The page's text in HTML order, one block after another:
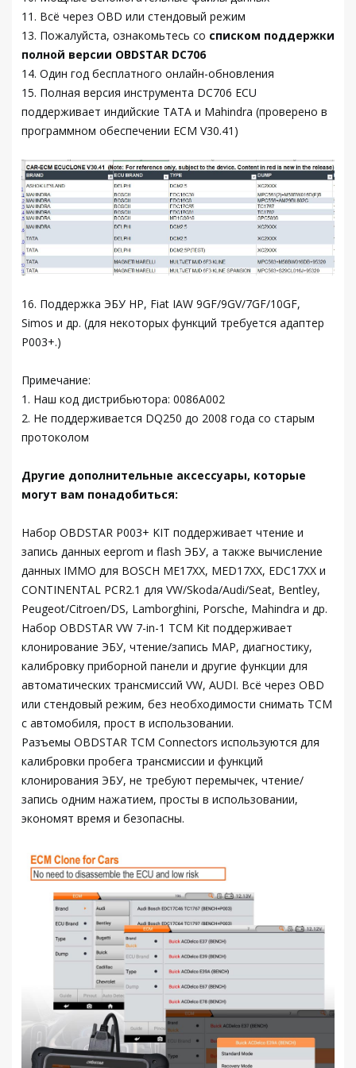
11. Всё через OBD или стендовый режим
13. Пожалуйста, ознакомьтесь со списком поддержки
полной версии OBDSTAR DC706
14. Один год бесплатного онлайн-обновления
15. Полная версия инструмента DC706 ECU
поддерживает индийские TATA и Mahindra (проверено в
программном обеспечении ECM V30.41)
16. Поддержка ЭБУ HP, Fiat IAW 9GF/9GV/7GF/10GF,
Simos и др. (для некоторых функций требуется адаптер
P003+.)
Примечание:
1. Наш код дистрибьютора: 0086A002
2. Не поддерживается DQ250 до 2008 года со старым
протоколом
Другие дополнительные аксессуары, которые
могут вам понадобиться:
Набор OBDSTAR P003+ KIT поддерживает чтение и
запись данных eeprom и flash ЭБУ, а также вычисление
данных IMMO для BOSCH ME17XX, MED17XX, EDC17XX и
CONTINENTAL PCR2.1 для VW/Skoda/Audi/Seat, Bentley,
Peugeot/Citroen/DS, Lamborghini, Porsche, Mahindra и др.
Набор OBDSTAR VW 7-in-1 TCM Kit поддерживает
клонирование ЭБУ, чтение/запись MAP, диагностику,
калибровку приборной панели и другие функции для
автоматических трансмиссий VW, AUDI. Всё через OBD
или стендовый режим, без необходимости снимать TCM
с автомобиля, прост в использовании.
Разъемы OBDSTAR TCM Connectors используются для
калибровки пробега трансмиссии и функций
клонирования ЭБУ, не требуют перемычек, чтение/
запись одним нажатием, просты в использовании,
экономят время и безопасны.